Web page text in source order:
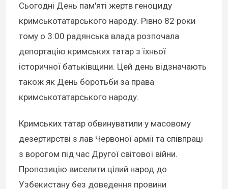
Сьогодні День пам'яті жертв геноциду
кримськотатарського народу. Рівно 82 роки
тому о 3:00 радянська влада розпочала
депортацію кримських татар з їхньої
історичної батьківщини. Цей день відзначають
також як День боротьби за права
кримськотатарського народу.
Кримських татар обвинуватили у масовому
дезертирстві з лав Червоної армії та співпраці
з ворогом під час Другої світової війни.
Пропозицію виселити цілий народ до
Узбекистану без доведення провини